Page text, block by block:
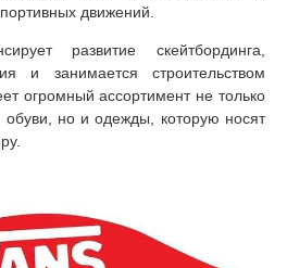
движений.
развитие скейтбординга,
и занимается строительством
огромный ассортимент не только
но и одежды, которую носят